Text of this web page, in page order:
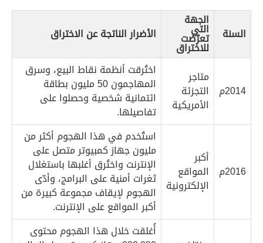
السنة
الجهة
التي
تعرّضت
للاختراق
الأضرار الناتجة عن الاختراق
2014م
متاجر
التجزئة
الأمريكية
اختُرقت أنظمة نقاط البيع، وسرق
المهاجمون 50 مليون بطاقة
ائتمانية شخصية وحصلوا على
تفاصيلها.
2016م
أكبر
المواقع
الإلكترونية
استُخدم في هذا الهجوم أكثر من
مليون جهاز كمبيوتر متصل على
الإنترنت واختُرق أغلبها باستغلال
ثغرات أمنية على البرامج، وأدّى
الهجوم لإيقاف مجموعة كبيرة من
أكبر المواقع على الإنترنت.
أُغلقت خلال هذا الهجوم محتوى